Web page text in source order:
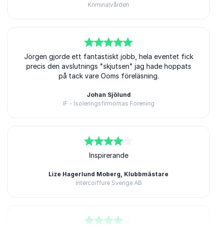
Kriminalvården
5av5
Jörgen gjorde ett fantastiskt jobb, hela eventet fick
precis den avslutnings "skjutsen" jag hade hoppats
på tack vare Ooms föreläsning.
Johan Sjölund
IF - Isoleringsfirmornas Förening
Inspirerande
Lize Hagerlund Moberg, Klubbmästare
Intercoiffure Sverige AB